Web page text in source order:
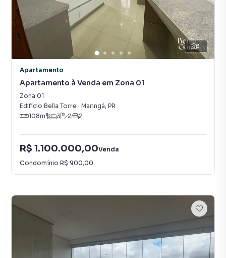
31
Apartamento
Apartamento à Venda em Zona 01
Zona 01
Edifício Bella Torre · Maringá, PR
108m² 3 2 2
R$ 1.100.000,00Venda
Condomínio R$ 900,00